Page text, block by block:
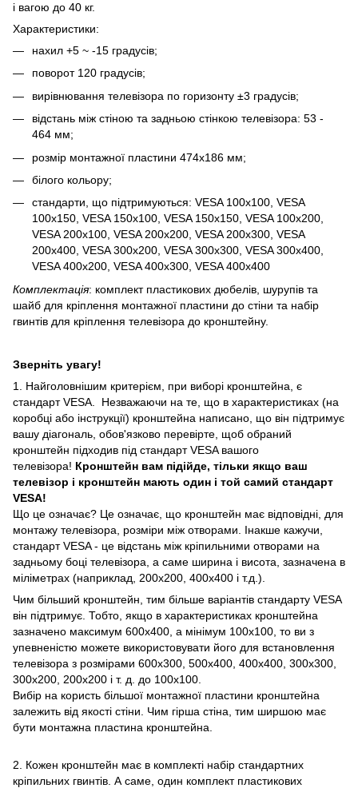
і вагою до 40 кг.
Характеристики:
нахил +5 ~ -15 градусів;
поворот 120 градусів;
вирівнювання телевізора по горизонту ±3 градусів;
відстань між стіною та задньою стінкою телевізора: 53 -
464 мм;
розмір монтажної пластини 474х186 мм;
білого кольору;
стандарти, що підтримуються: VESA 100x100, VESA
100x150, VESA 150x100, VESA 150x150, VESA 100x200,
VESA 200x100, VESA 200x200, VESA 200x300, VESA
200x400, VESA 300x200, VESA 300x300, VESA 300x400,
VESA 400x200, VESA 400x300, VESA 400x400
Комплектація: комплект пластикових дюбелів, шурупів та
шайб для кріплення монтажної пластини до стіни та набір
гвинтів для кріплення телевізора до кронштейну.
Зверніть увагу!
1. Найголовнішим критерієм, при виборі кронштейна, є
стандарт VESA. Незважаючи на те, що в характеристиках (на
коробці або інструкції) кронштейна написано, що він підтримує
вашу діагональ, обов'язково перевірте, щоб обраний
кронштейн підходив під стандарт VESA вашого
телевізора! Кронштейн вам підійде, тільки якщо ваш
телевізор і кронштейн мають один і той самий стандарт
VESA!
Що це означає? Це означає, що кронштейн має відповідні, для
монтажу телевізора, розміри між отворами. Інакше кажучи,
стандарт VESA - це відстань між кріпильними отворами на
задньому боці телевізора, а саме ширина і висота, зазначена в
міліметрах (наприклад, 200х200, 400х400 і т.д.).
Чим більший кронштейн, тим більше варіантів стандарту VESA
він підтримує. Тобто, якщо в характеристиках кронштейна
зазначено максимум 600х400, а мінімум 100х100, то ви з
упевненістю можете використовувати його для встановлення
телевізора з розмірами 600х300, 500х400, 400х400, 300х300,
300х200, 200х200 і т. д. до 100х100.
Вибір на користь більшої монтажної пластини кронштейна
залежить від якості стіни. Чим гірша стіна, тим ширшою має
бути монтажна пластина кронштейна.
2. Кожен кронштейн має в комплекті набір стандартних
кріпильних гвинтів. А саме, один комплект пластикових